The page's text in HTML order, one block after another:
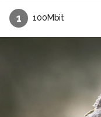
1 100Mbit